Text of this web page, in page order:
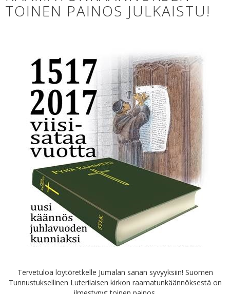
TOINEN PAINOS JULKAISTU!
Tervetuloa löytöretkelle Jumalan sanan syvyyksiin! Suomen
Tunnustuksellinen Luterilaisen kirkon raamatunkäännöksestä on